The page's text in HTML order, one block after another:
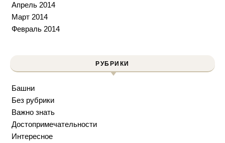
Апрель 2014
Март 2014
Февраль 2014
РУБРИКИ
Башни
Без рубрики
Важно знать
Достопримечательности
Интересное